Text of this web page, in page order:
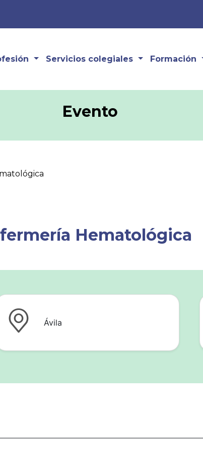
Servicios colegiales Formación
Evento
Hematológica
Ávila